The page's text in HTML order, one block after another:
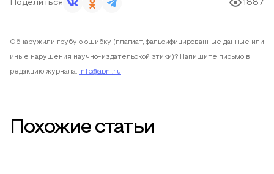
Поделиться 1887
Обнаружили грубую ошибку (плагиат, фальсифицированные данные или
иные нарушения научно-издательской этики)? Напишите письмо в
редакцию журнала: info@apni.ru
Похожие статьи